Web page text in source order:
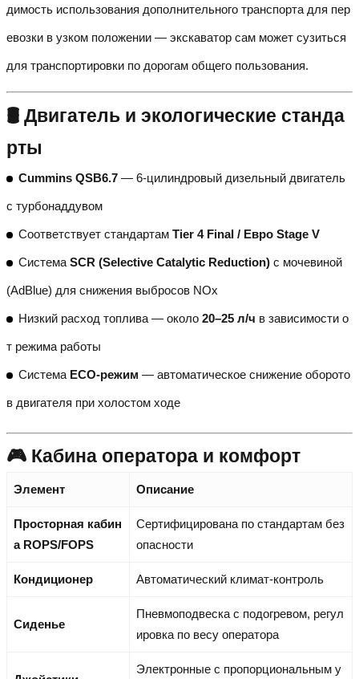
димость использования дополнительного транспорта для пер
евозки в узком положении — экскаватор сам может сузиться
для транспортировки по дорогам общего пользования.
🛢️ Двигатель и экологические станда
рты
Cummins QSB6.7 — 6-цилиндровый дизельный двигатель
с турбонаддувом
Соответствует стандартам Tier 4 Final / Евро Stage V
Система SCR (Selective Catalytic Reduction) с мочевиной
(AdBlue) для снижения выбросов NOx
Низкий расход топлива — около 20–25 л/ч в зависимости о
т режима работы
Система ECO-режим — автоматическое снижение оборото
в двигателя при холостом ходе
🎮 Кабина оператора и комфорт
Элемент Описание
Просторная кабин
а ROPS/FOPS
Сертифицирована по стандартам без
опасности
Кондиционер Автоматический климат-контроль
Сиденье
Пневмоподвеска с подогревом, регул
ировка по весу оператора
Электронные с пропорциональным у